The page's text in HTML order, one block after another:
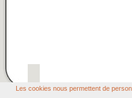
Les cookies nous permettent de